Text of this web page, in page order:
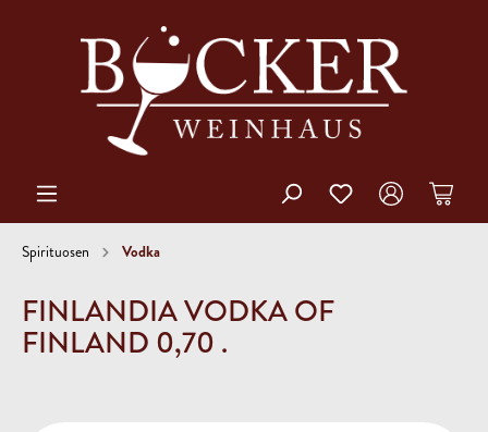
Spirituosen Vodka
FINLANDIA VODKA OF
FINLAND 0,70 .